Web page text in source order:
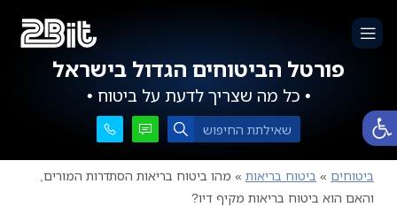
פתח סרגל נגישות
פורטל הביטוחים הגדול בישראל
• כל מה שצריך לדעת על ביטוח •
ביטוחים » ביטוח בריאות » מהו ביטוח בריאות הסתדרות המורים,
והאם הוא ביטוח בריאות מקיף דיו?